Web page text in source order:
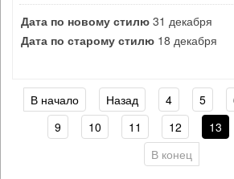
Дата по новому стилю 31 декабря
Дата по старому стилю 18 декабря
В начало Назад 4 5
9
10 11 12 13
В конец